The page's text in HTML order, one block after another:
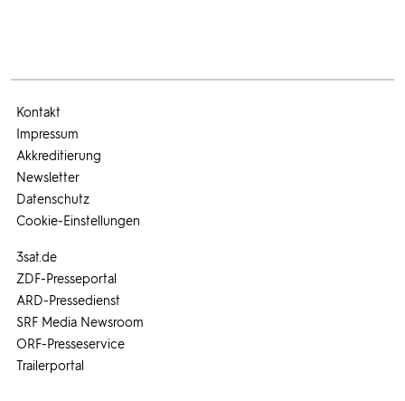
3sat.de
ZDF-Presseportal
ARD-Pressedienst
SRF Media Newsroom
ORF-Presseservice
Trailerportal
Kontakt
Impressum
Akkreditierung
Newsletter
Datenschutz
Cookie-Einstellungen